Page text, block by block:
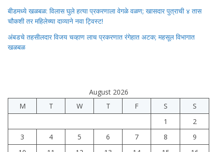
बीडमध्ये खळबळ: विलास घुले हत्या प्रकरणाला वेगळे वळण; खासदार पुत्राची ४ तास
चौकशी तर महिलेच्या दाव्याने नवा ट्विस्ट!
अंबडचे तहसीलदार विजय चव्हाण लाच प्रकरणात रंगेहात अटक; महसूल विभागात
खळबळ
August 2026
M
T W T F S
S
1
2
3
4 5 6 7 8
9